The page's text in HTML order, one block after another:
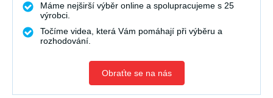
Máme nejširší výběr online a spolupracujeme s 25
výrobci.
Točíme videa, která Vám pomáhají při výběru a
rozhodování.
Obraťte se na nás